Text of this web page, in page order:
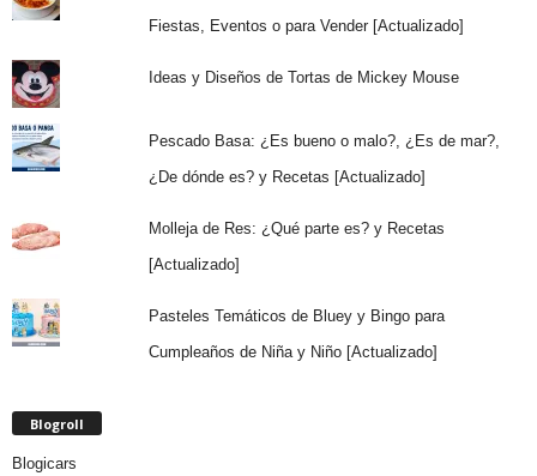
Fiestas, Eventos o para Vender [Actualizado]
Ideas y Diseños de Tortas de Mickey Mouse
Pescado Basa: ¿Es bueno o malo?, ¿Es de mar?,
¿De dónde es? y Recetas [Actualizado]
Molleja de Res: ¿Qué parte es? y Recetas
[Actualizado]
Pasteles Temáticos de Bluey y Bingo para
Cumpleaños de Niña y Niño [Actualizado]
Blogroll
Blogicars